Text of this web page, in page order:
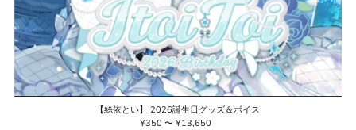
【絲依とい】 2026誕生日グッズ＆ボイス
通
¥350 〜 ¥13,650